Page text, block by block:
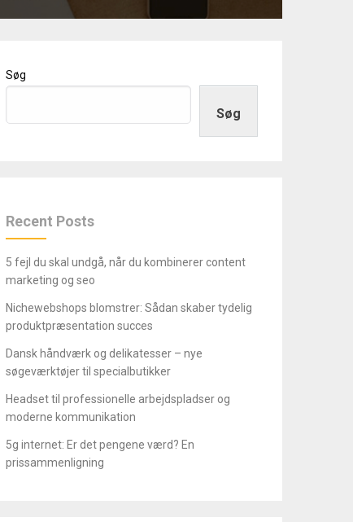
Søg
Søg
Recent Posts
5 fejl du skal undgå, når du kombinerer content
marketing og seo
Nichewebshops blomstrer: Sådan skaber tydelig
produktpræsentation succes
Dansk håndværk og delikatesser – nye
søgeværktøjer til specialbutikker
Headset til professionelle arbejdspladser og
moderne kommunikation
5g internet: Er det pengene værd? En
prissammenligning